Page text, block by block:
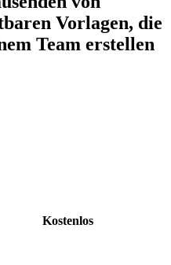
Vorlagen, die
Team erstellen
Kostenlos